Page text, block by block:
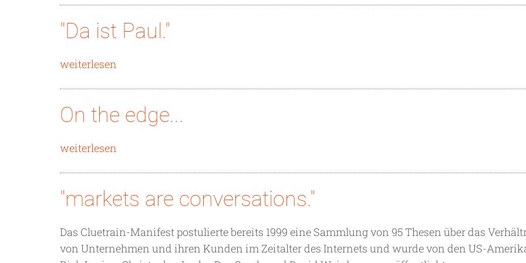
"Da ist Paul."
weiterlesen
On the edge...
weiterlesen
"markets are conversations."
Das Cluetrain-Manifest postulierte bereits 1999 eine Sammlung von 95 Thesen über das
von Unternehmen und ihren Kunden im Zeitalter des Internets und wurde von den US-